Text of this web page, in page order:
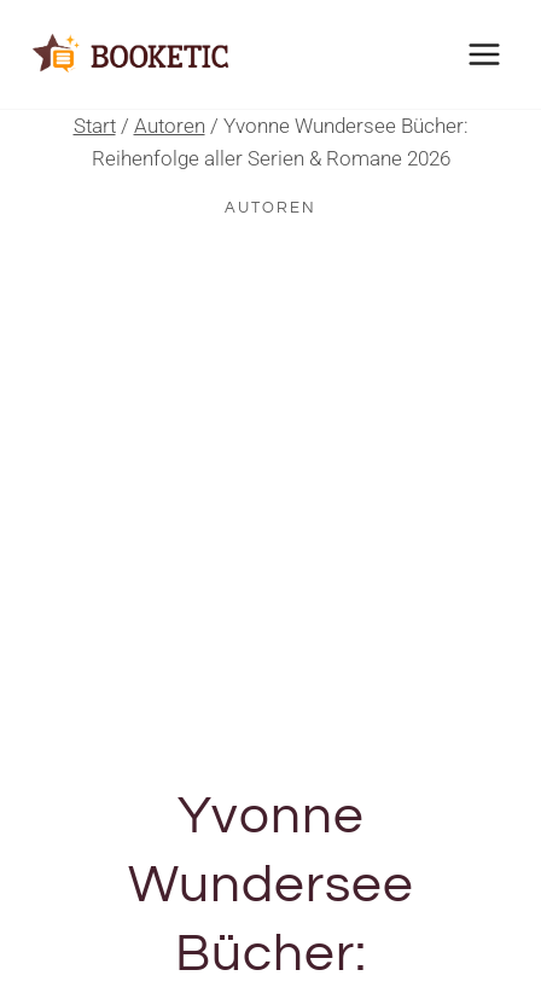
Inhalt
Start / Autoren / Yvonne Wundersee Bücher:
Reihenfolge aller Serien & Romane 2026
AUTOREN
Yvonne
Wundersee
Bücher: